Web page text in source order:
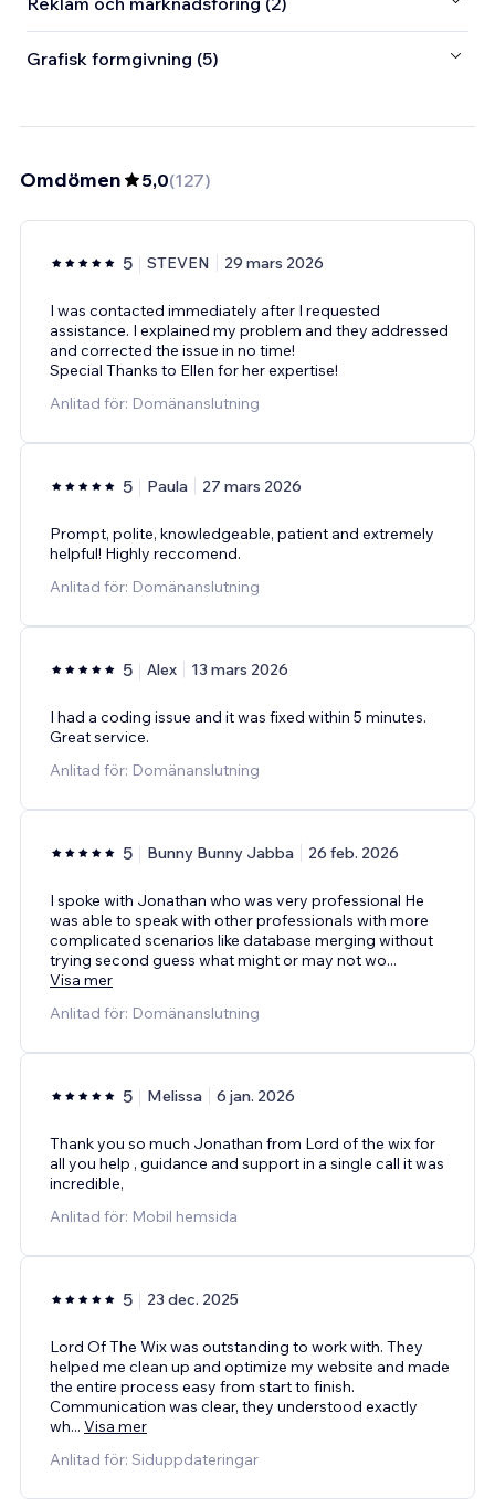
Grafisk formgivning (5)
Omdömen 5,0(127)
5 STEVEN 29 mars 2026
I was contacted immediately after I requested
assistance. I explained my problem and they addressed
and corrected the issue in no time!
Special Thanks to Ellen for her expertise!
Anlitad för: Domänanslutning
5 Paula 27 mars 2026
Prompt, polite, knowledgeable, patient and extremely
helpful! Highly reccomend.
Anlitad för: Domänanslutning
5 Alex 13 mars 2026
I had a coding issue and it was fixed within 5 minutes.
Great service.
Anlitad för: Domänanslutning
5 Bunny Bunny Jabba 26 feb. 2026
I spoke with Jonathan who was very professional He
was able to speak with other professionals with more
complicated scenarios like database merging without
trying second guess what might or may not wo...
Visa mer
Anlitad för: Domänanslutning
5 Melissa 6 jan. 2026
Thank you so much Jonathan from Lord of the wix for
all you help , guidance and support in a single call it was
incredible,
Anlitad för: Mobil hemsida
5 23 dec. 2025
Lord Of The Wix was outstanding to work with. They
helped me clean up and optimize my website and made
the entire process easy from start to finish.
Communication was clear, they understood exactly
wh... Visa mer
Anlitad för: Siduppdateringar